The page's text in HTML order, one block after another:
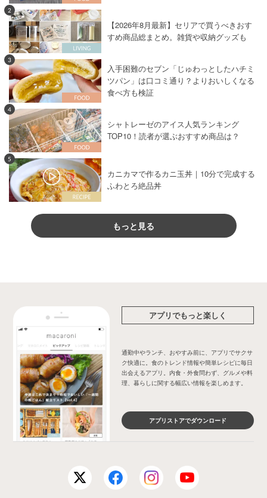
2
【2026年8月最新】セリアで買うべきおす
すめ商品総まとめ。雑貨や収納グッズも
3
入手困難のセブン「じゅわっとしたハチミ
ツパン」は口コミ通り？よりおいしくなる
食べ方も検証
4
シャトレーゼのアイス人気ランキング
TOP10！読者が選ぶおすすめ商品は？
5
カニカマで作るカニ玉丼｜10分で完成する
ふわとろ絶品丼
もっと見る
アプリでもっと楽しく
通勤中やランチ、おやすみ前に、アプリでサクサ
ク快適に。食のトレンド情報や簡単レシピに毎日
出会えるアプリ。内食・外食問わず、グルメや料
理、暮らしに関する幅広い情報を楽しめます。
アプリストアでダウンロード